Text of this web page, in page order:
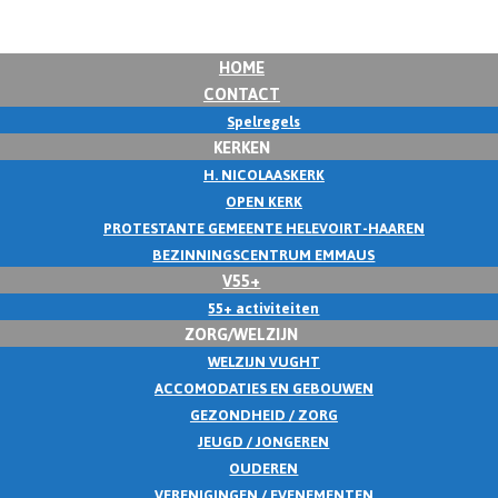
HOME
CONTACT
Spelregels
KERKEN
H. NICOLAASKERK
OPEN KERK
PROTESTANTE GEMEENTE HELEVOIRT-HAAREN
BEZINNINGSCENTRUM EMMAUS
V55+
55+ activiteiten
ZORG/WELZIJN
WELZIJN VUGHT
ACCOMODATIES EN GEBOUWEN
GEZONDHEID / ZORG
JEUGD / JONGEREN
OUDEREN